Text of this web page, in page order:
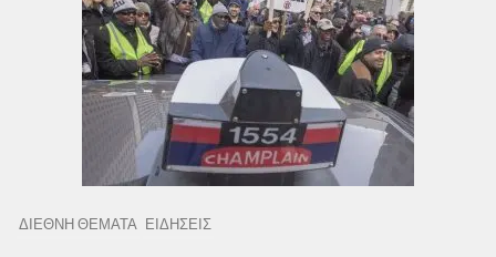
ΔΙΕΘΝΗ ΘΕΜΑΤΑ ΕΙΔΗΣΕΙΣ